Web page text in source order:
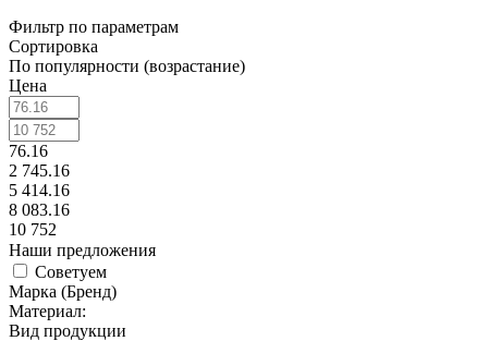
Фильтр по параметрам
Сортировка
По популярности (возрастание)
Цена
76.16
2 745.16
5 414.16
8 083.16
10 752
Наши предложения
Советуем
Марка (Бренд)
Материал:
Вид продукции